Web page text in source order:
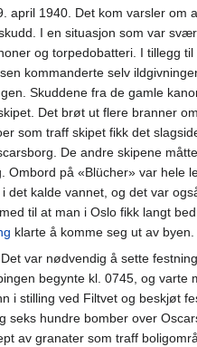
1940. Det kom varsler om
I en situasjon som var
og torpedobatteri. I tillegg
kommanderte selv
Skuddene fra de gamle
Det brøt ut flere branner
som traff skipet fikk det
De andre skipene
Ombord på «Blücher» var hele
det kalde vannet, og det var
til at man i Oslo fikk langt
klarte å komme seg ut av byen.
var nødvendig å sette
begynte kl. 0745, og varte
i stilling ved Filtvet og beskjøt
seks hundre bomber over
av granater som traff